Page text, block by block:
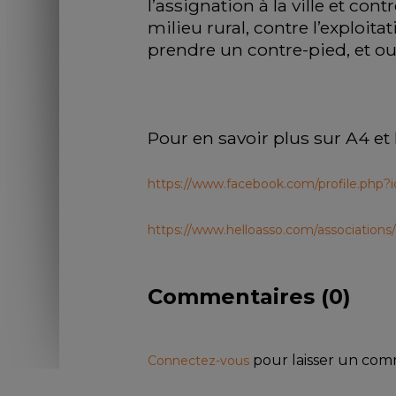
l’assignation à la ville et
milieu rural, contre
prendre un contre-pied, et
Pour en savoir plus sur A4
https://www.facebook.com/
https://www.helloasso.com/
Commentaires (0)
Connectez-vous pour laisser un